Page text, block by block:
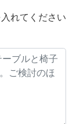
れてください